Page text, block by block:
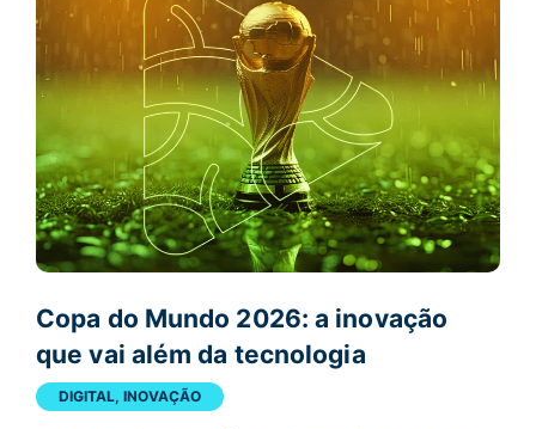
Copa do Mundo 2026: a inovação
que vai além da tecnologia
DIGITAL, INOVAÇÃO